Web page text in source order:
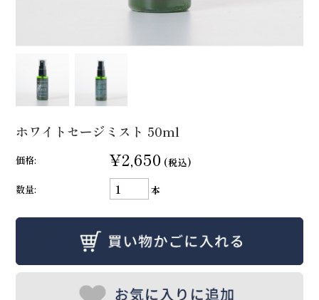
ホワイトセージミスト 50ml
価格: ¥2,650 (税込)
数量:
本